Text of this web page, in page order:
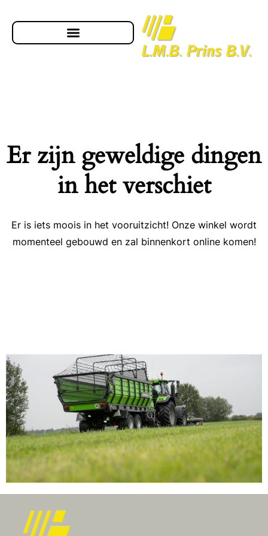
Er zijn geweldige dingen
in het verschiet
Er is iets moois in het vooruitzicht! Onze winkel wordt
momenteel gebouwd en zal binnenkort online komen!